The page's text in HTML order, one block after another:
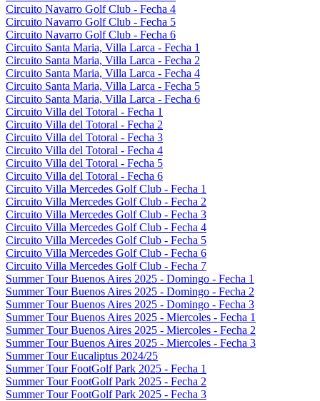
Circuito Navarro Golf Club - Fecha 4
Circuito Navarro Golf Club - Fecha 5
Circuito Navarro Golf Club - Fecha 6
Circuito Santa Maria, Villa Larca - Fecha 1
Circuito Santa Maria, Villa Larca - Fecha 2
Circuito Santa Maria, Villa Larca - Fecha 4
Circuito Santa Maria, Villa Larca - Fecha 5
Circuito Santa Maria, Villa Larca - Fecha 6
Circuito Villa del Totoral - Fecha 1
Circuito Villa del Totoral - Fecha 2
Circuito Villa del Totoral - Fecha 3
Circuito Villa del Totoral - Fecha 4
Circuito Villa del Totoral - Fecha 5
Circuito Villa del Totoral - Fecha 6
Circuito Villa Mercedes Golf Club - Fecha 1
Circuito Villa Mercedes Golf Club - Fecha 2
Circuito Villa Mercedes Golf Club - Fecha 3
Circuito Villa Mercedes Golf Club - Fecha 4
Circuito Villa Mercedes Golf Club - Fecha 5
Circuito Villa Mercedes Golf Club - Fecha 6
Circuito Villa Mercedes Golf Club - Fecha 7
Summer Tour Buenos Aires 2025 - Domingo - Fecha 1
Summer Tour Buenos Aires 2025 - Domingo - Fecha 2
Summer Tour Buenos Aires 2025 - Domingo - Fecha 3
Summer Tour Buenos Aires 2025 - Miercoles - Fecha 1
Summer Tour Buenos Aires 2025 - Miercoles - Fecha 2
Summer Tour Buenos Aires 2025 - Miercoles - Fecha 3
Summer Tour Eucaliptus 2024/25
Summer Tour FootGolf Park 2025 - Fecha 1
Summer Tour FootGolf Park 2025 - Fecha 2
Summer Tour FootGolf Park 2025 - Fecha 3